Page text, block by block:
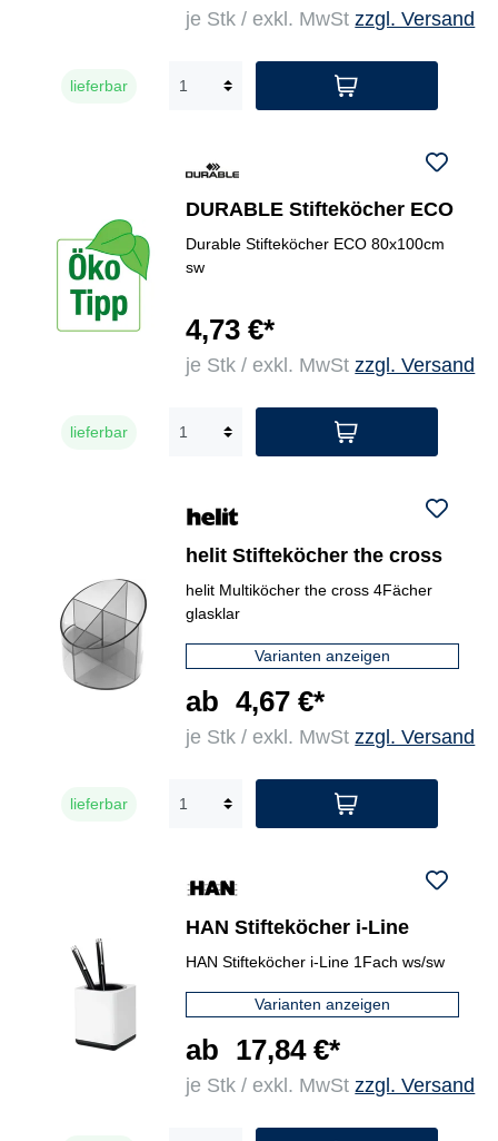
je Stk / exkl. MwStzzgl. Versand
lieferbar
DURABLE Stifteköcher ECO
Durable Stifteköcher ECO 80x100cm
sw
4,73 €*
je Stk / exkl. MwStzzgl. Versand
lieferbar
helit Stifteköcher the cross
helit Multiköcher the cross 4Fächer
glasklar
Varianten anzeigen
ab 4,67 €*
je Stk / exkl. MwStzzgl. Versand
lieferbar
HAN Stifteköcher i-Line
HAN Stifteköcher i-Line 1Fach ws/sw
Varianten anzeigen
ab 17,84 €*
je Stk / exkl. MwStzzgl. Versand